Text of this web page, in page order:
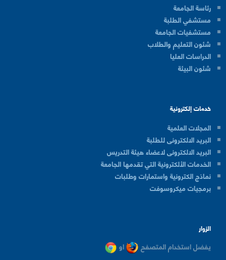
رئاسة الجامعة
مستشفي الطلبة
مستشفيات الجامعة
شئون التعليم والطلاب
الدراسات العليا
شئون البيئة
خدمات إلكترونية
المجلات العلمية
البريد الالكترونى للطلبة
البريد الالكترونى لاعضاء هيئة التدريس
الخدمات الألكترونية التي تقدمها الجامعة
نماذج الكترونية واستمارات وطلبات
برمجيات ميكروسوفت
الزوار
يفضل استخدام المتصفح او